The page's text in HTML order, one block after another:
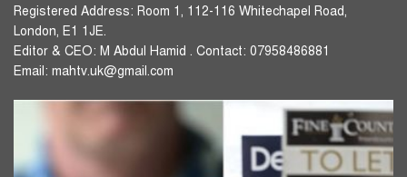
Registered Address: Room 1, 112-116 Whitechapel Road,
London, E1 1JE.
Editor & CEO: M Abdul Hamid . Contact: 07958486881
Email: mahtv.uk@gmail.com